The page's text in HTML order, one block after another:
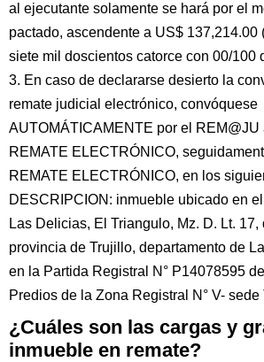
al ejecutante solamente se hará por el
pactado, ascendente a US$ 137,214.00
siete mil doscientos catorce con 00/100
3. En caso de declararse desierto la
remate judicial electrónico, convóquese
AUTOMÁTICAMENTE por el
REMATE ELECTRÓNICO,
REMATE ELECTRÓNICO, en los
DESCRIPCION: inmueble ubicado en
Las Delicias, El Triangulo, Mz. D. Lt. 17,
provincia de Trujillo, departamento de
en la Partida Registral N° P14078595
Predios de la Zona Registral N° V- sede
¿Cuáles son las cargas y
inmueble en remate?